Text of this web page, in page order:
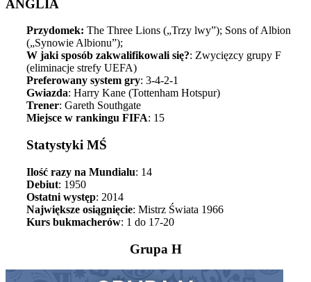
ANGLIA
Przydomek: The Three Lions („Trzy lwy”); Sons of Albion
(„Synowie Albionu”);
W jaki sposób zakwalifikowali się?: Zwycięzcy grupy F
(eliminacje strefy UEFA)
Preferowany system gry: 3-4-2-1
Gwiazda: Harry Kane (Tottenham Hotspur)
Trener: Gareth Southgate
Miejsce w rankingu FIFA: 15
Statystyki MŚ
Ilość razy na Mundialu: 14
Debiut: 1950
Ostatni występ: 2014
Największe osiągnięcie: Mistrz Świata 1966
Kurs bukmacherów: 1 do 17-20
Grupa H